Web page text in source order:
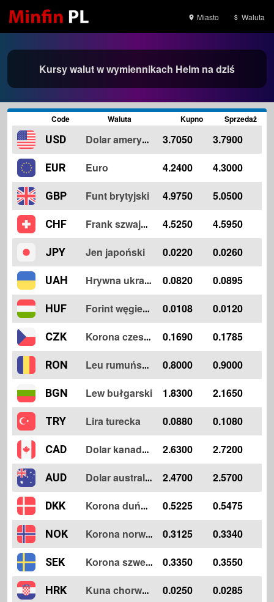
Miasto Waluta
Kursy walut w wymiennikach Helm na dziś
Code Waluta Kupno Sprzedaż
USD Dolar amerykański 3.7050 3.7900
EUR Euro 4.2400 4.3000
GBP Funt brytyjski 4.9750 5.0500
CHF Frank szwajcarski 4.5250 4.5950
JPY Jen japoński 0.0220 0.0260
UAH Hrywna ukraińska 0.0820 0.0895
HUF Forint węgierski 0.0108 0.0120
CZK Korona czeska 0.1690 0.1785
RON Leu rumuńskie 0.8000 0.9000
BGN Lew bułgarski 1.8300 2.1650
TRY Lira turecka 0.0880 0.1080
CAD Dolar kanadyjski 2.6300 2.7200
AUD Dolar australijski 2.4700 2.5700
DKK Korona duńska 0.5225 0.5475
NOK Korona norweska 0.3125 0.3340
SEK Korona szwedzka 0.3350 0.3550
HRK Kuna chorwacka 0.0250 0.0285